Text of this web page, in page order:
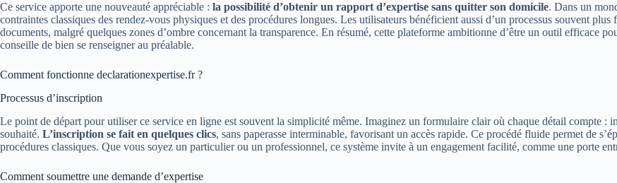
Ce service apporte une nouveauté appréciable : la possibilité d’obtenir un rapport d’expertise sans quitter son domicile. Dans un
contraintes classiques des rendez-vous physiques et des procédures longues. Les utilisateurs bénéficient aussi d’un processus souvent
documents, malgré quelques zones d’ombre concernant la transparence. En résumé, cette plateforme ambitionne d’être un outil efficace
conseille de bien se renseigner au préalable.
Comment fonctionne declarationexpertise.fr ?
Processus d’inscription
Le point de départ pour utiliser ce service en ligne est souvent la simplicité même. Imaginez un formulaire clair où chaque détail compte :
souhaité. L’inscription se fait en quelques clics, sans paperasse interminable, favorisant un accès rapide. Ce procédé fluide permet de
procédures classiques. Que vous soyez un particulier ou un professionnel, ce système invite à un engagement facilité, comme une porte
Comment soumettre une demande d’expertise